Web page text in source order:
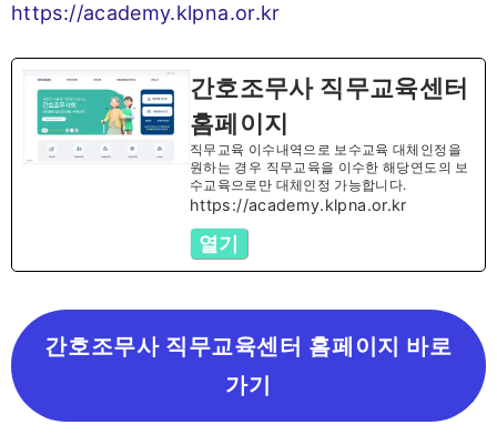
https://academy.klpna.or.kr
간호조무사 직무교육센터
홈페이지
직무교육 이수내역으로 보수교육 대체인정을
원하는 경우 직무교육을 이수한 해당연도의 보
수교육으로만 대체인정 가능합니다.
https://academy.klpna.or.kr
열기
간호조무사 직무교육센터 홈페이지 바로
가기